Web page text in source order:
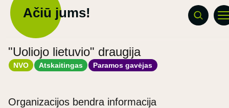
Ačiū jums!
"Uoliojo lietuvio" draugija
NVO Atskaitingas Paramos gavėjas
Organizacijos bendra informacija